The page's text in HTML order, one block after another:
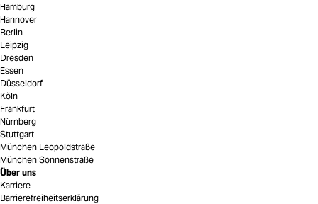
Hamburg
Hannover
Berlin
Leipzig
Dresden
Essen
Düsseldorf
Köln
Frankfurt
Nürnberg
Stuttgart
München Leopoldstraße
München Sonnenstraße
Über uns
Karriere
Barrierefreiheitserklärung